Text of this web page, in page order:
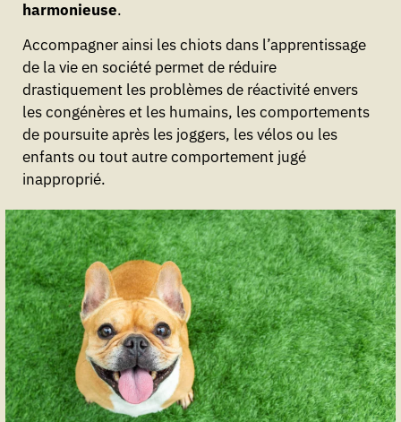
harmonieuse.
Accompagner ainsi les chiots dans l’apprentissage
de la vie en société permet de réduire
drastiquement les problèmes de réactivité envers
les congénères et les humains, les comportements
de poursuite après les joggers, les vélos ou les
enfants ou tout autre comportement jugé
inapproprié.